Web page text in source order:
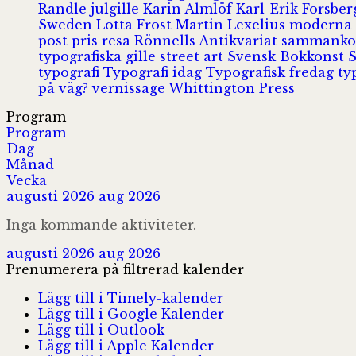
Randle julgille Karin Almlöf Karl-Erik
Sweden Lotta Frost Martin Lexelius moderna
post pris resa Rönnells Antikvariat
typografiska gille street art Svensk Bokkonst
typografi Typografi idag Typografisk fredag
på väg?vernissage Whittington Press
Program
Program
Dag
Månad
Vecka
augusti 2026 aug 2026
Inga kommande aktiviteter.
augusti 2026 aug 2026
Prenumerera på filtrerad kalender
Lägg till i Timely-kalender
Lägg till i Google Kalender
Lägg till i Outlook
Lägg till i Apple Kalender